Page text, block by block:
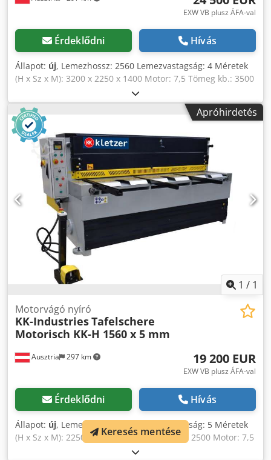
EXW VB plusz ÁFA-val
Érdeklődni Hívás
Állapot: új, Lemezhossz: 2560 Lemezvastagság: 4 Méretek
(H x Sz x M): 3200 x 2250 x 1400 Motor: 7,5 Tömeg kb.: 3500
Standard tartozékok: NC vezérlés Programozható, motoros
hátsó ütköző 750 mm-es elmozdulással Árnyékvonal-
világítás 1 ütközősín skálával Dcsdpfx Adsgickve Rok 2
lemeztartó kar 1 lemeztartó kar (1106, 1306, 1505
modellekhez) Ujjvédő Görgős szállítószalag A
pengetávolság egyszerű beállítása elölről Gömbcsavar
Vágásszámláló Hordozható lábpedál vészleállító gombbal
Fénysorompó a hátsó biztonsági védőburkolatokon
Apróhirdetés
1 / 1
Ausztria 297 km
Motorvágó nyíró
KK-IndustriesTafelschere
Motorisch KK-H 1560 x 5 mm
19 200 EUR
EXW VB plusz ÁFA-val
Érdeklődni Hívás
Állapot: új, Lemezhossz: 1560 Lemezvastagság: 5 Méretek
(H x Sz x M): 2250 x 2250 x 1400 Tömeg kb.: 2500 Motor: 7,5
Standard tartozékok: NC vezérlés Programozható, motoros
Keresés mentése